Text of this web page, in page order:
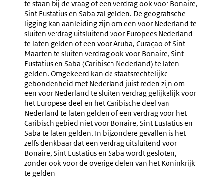
te staan bij de vraag of een verdrag ook voor Bonaire,
Sint Eustatius en Saba zal gelden. De geografische
ligging kan aanleiding zijn om een voor Nederland te
sluiten verdrag uitsluitend voor Europees Nederland
te laten gelden of een voor Aruba, Curaçao of Sint
Maarten te sluiten verdrag ook voor Bonaire, Sint
Eustatius en Saba (Caribisch Nederland) te laten
gelden. Omgekeerd kan de staatsrechtelijke
gebondenheid met Nederland juist reden zijn om
een voor Nederland te sluiten verdrag gelijkelijk voor
het Europese deel en het Caribische deel van
Nederland te laten gelden of een verdrag voor het
Caribisch gebied niet voor Bonaire, Sint Eustatius en
Saba te laten gelden. In bijzondere gevallen is het
zelfs denkbaar dat een verdrag uitsluitend voor
Bonaire, Sint Eustatius en Saba wordt gesloten,
zonder ook voor de overige delen van het Koninkrijk
te gelden.